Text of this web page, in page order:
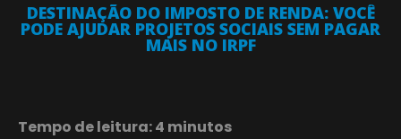
DESTINAÇÃO DO IMPOSTO DE RENDA: VOCÊ
PODE AJUDAR PROJETOS SOCIAIS SEM PAGAR
MAIS NO IRPF
Tempo de leitura: 4 minutos